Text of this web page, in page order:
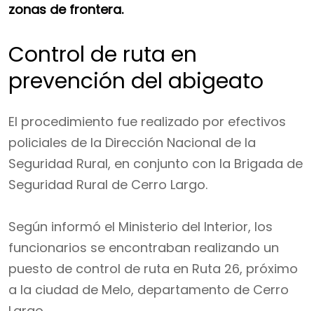
zonas de frontera.
Control de ruta en
prevención del abigeato
El procedimiento fue realizado por efectivos
policiales de la Dirección Nacional de la
Seguridad Rural, en conjunto con la Brigada de
Seguridad Rural de Cerro Largo.
Según informó el Ministerio del Interior, los
funcionarios se encontraban realizando un
puesto de control de ruta en Ruta 26, próximo
a la ciudad de Melo, departamento de Cerro